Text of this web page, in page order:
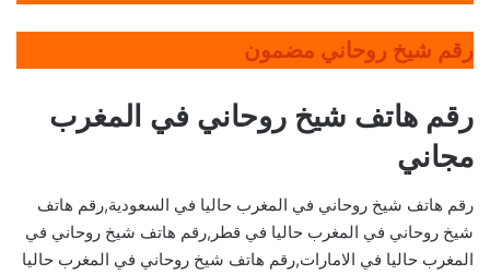
رقم شيخ روحاني مضمون
رقم هاتف شيخ روحاني في المغرب
مجاني
رقم هاتف شيخ روحاني في المغرب حاليا في السعودية,رقم هاتف
شيخ روحاني في المغرب حاليا في قطر,رقم هاتف شيخ روحاني في
المغرب حاليا في الامارات,رقم هاتف شيخ روحاني في المغرب حاليا